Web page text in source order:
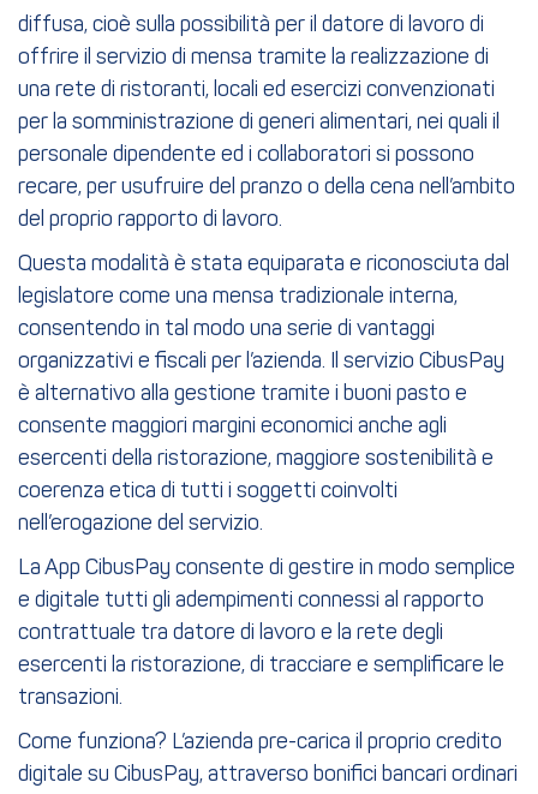
diffusa, cioè sulla possibilità per il datore di lavoro di
offrire il servizio di mensa tramite la realizzazione di
una rete di ristoranti, locali ed esercizi convenzionati
per la somministrazione di generi alimentari, nei quali il
personale dipendente ed i collaboratori si possono
recare, per usufruire del pranzo o della cena nell’ambito
del proprio rapporto di lavoro.
Questa modalità è stata equiparata e riconosciuta dal
legislatore come una mensa tradizionale interna,
consentendo in tal modo una serie di vantaggi
organizzativi e fiscali per l’azienda. Il servizio CibusPay
è alternativo alla gestione tramite i buoni pasto e
consente maggiori margini economici anche agli
esercenti della ristorazione, maggiore sostenibilità e
coerenza etica di tutti i soggetti coinvolti
nell’erogazione del servizio.
La App CibusPay consente di gestire in modo semplice
e digitale tutti gli adempimenti connessi al rapporto
contrattuale tra datore di lavoro e la rete degli
esercenti la ristorazione, di tracciare e semplificare le
transazioni.
Come funziona? L’azienda pre-carica il proprio credito
digitale su CibusPay, attraverso bonifici bancari ordinari